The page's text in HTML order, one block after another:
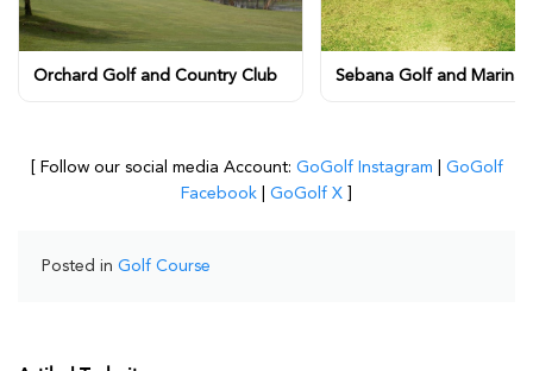
Orchard Golf and Country Club Sebana Golf and Marina
[ Follow our social media Account: GoGolf Instagram
GoGolf
Facebook
GoGolf X
Posted in Golf Course